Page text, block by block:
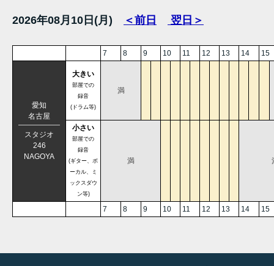
2026年08月10日(月) ＜前日 翌日＞
7 8 9 10 11 12 13 14 15
愛知
名古屋
スタジオ
246
NAGOYA
大きい
部屋での
録音
(ドラム等)
満
小さい
部屋での
録音
(ギター、ボ
ーカル、ミ
ックスダウ
ン等)
満
7 8 9 10 11 12 13 14 15